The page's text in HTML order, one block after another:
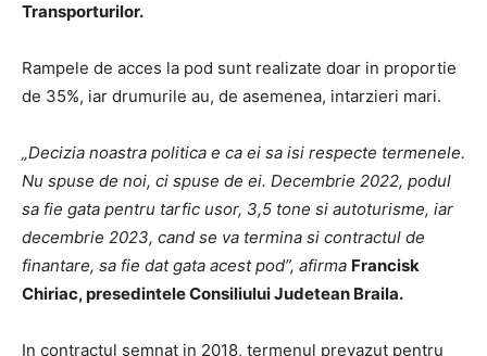
Transporturilor.
Rampele de acces la pod sunt realizate doar in proportie
de 35%, iar drumurile au, de asemenea, intarzieri mari.
„Decizia noastra politica e ca ei sa isi respecte termenele.
Nu spuse de noi, ci spuse de ei. Decembrie 2022, podul
sa fie gata pentru tarfic usor, 3,5 tone si autoturisme, iar
decembrie 2023, cand se va termina si contractul de
finantare, sa fie dat gata acest pod”, afirma Francisk
Chiriac, presedintele Consiliului Judetean Braila.
In contractul semnat in 2018, termenul prevazut pentru